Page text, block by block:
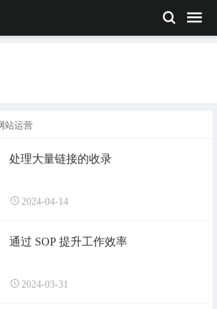
站运营
处理大量链接的收录
2024-04-14
通过 SOP 提升工作效率
2024-03-31